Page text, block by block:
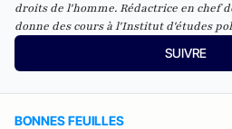
droits de l'homme. Rédactrice en chef
donne des cours à l'Institut d'études
SUIVRE
BONNES FEUILLES